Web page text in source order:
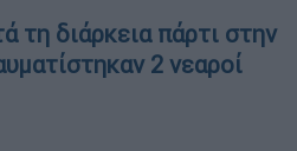
τη διάρκεια πάρτι στην
2 νεαροί